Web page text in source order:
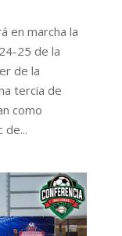
en marcha la
25 de la
de la
tercia de
como
de...